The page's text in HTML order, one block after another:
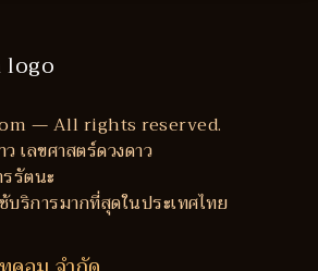
— All rights reserved.
เลขศาสตร์ดวงดาว
รัตนะ
บริการมากที่สุดในประเทศไทย